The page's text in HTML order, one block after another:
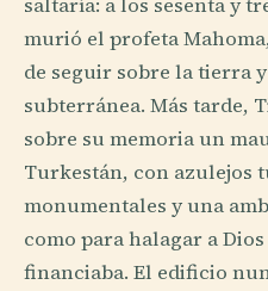
saltaría: a los sesenta y
murió el profeta
de seguir sobre la tierra
subterránea. Más tarde,
sobre su memoria un
Turkestán, con azulejos
monumentales y una
como para halagar a
financiaba. El edificio